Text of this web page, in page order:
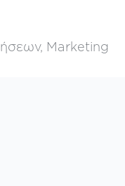
Marketing